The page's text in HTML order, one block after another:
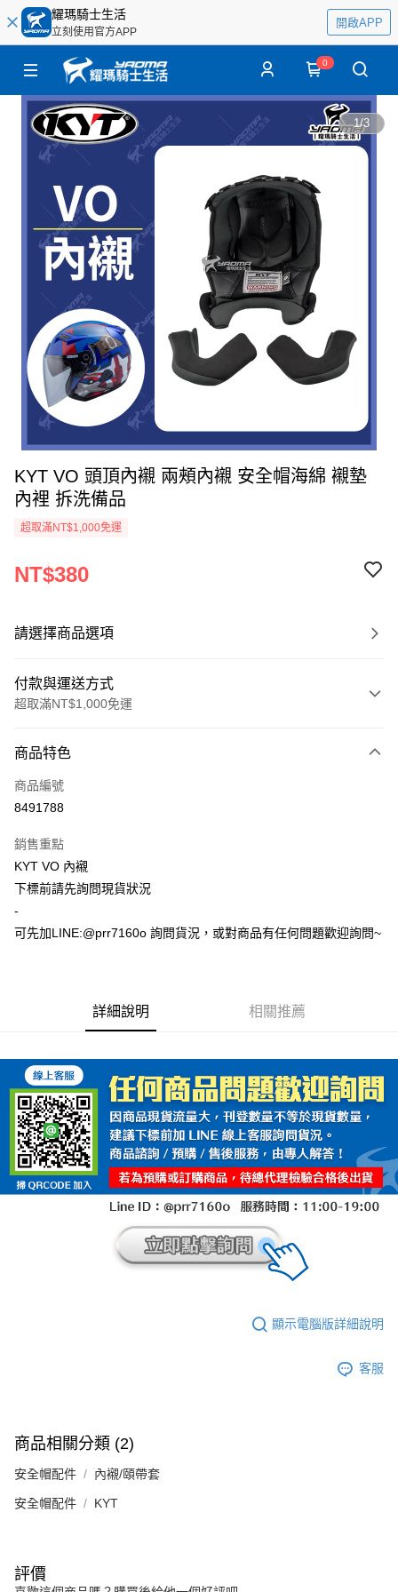
耀瑪騎士生活
立刻使用官方APP
開啟APP
0
1/3
KYT VO 頭頂內襯 兩頰內襯 安全帽海綿 襯墊
內裡 拆洗備品
超取滿NT$1,000免運
NT$380
請選擇商品選項
付款與運送方式
超取滿NT$1,000免運
信用卡一次付款
超商取貨付款
ATM付款
全家取貨付款(安全帽一頂以上請選宅配)
每筆NT$60，滿NT$1,000(含以上)免運費
每筆NT$100，滿NT$1,000(含以上)免運費
商品特色
商品編號
8491788
銷售重點
KYT VO 內襯
下標前請先詢問現貨狀況
-
可先加LINE:@prr7160o 詢問貨況，或對商品有任何問題歡迎詢問~
詳細說明 相關推薦
顯示電腦版詳細說明
客服
商品相關分類 (2)
安全帽配件 內襯/頤帶套
安全帽配件 KYT
評價